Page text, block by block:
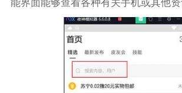
能界面能够查看各种有关手机或其他资